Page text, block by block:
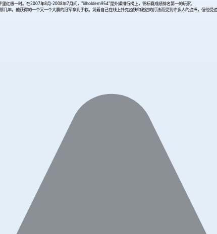
红极一时。在2007年8月-2008年7月间，"lilholdem954"是外媒排行榜上，锦标赛成绩排名第一的玩家。
，他获得的一个又一个大赛的冠军拿到手软。凭着自己在线上扑克凶残和激进的打法而受到许多人的追捧，但他